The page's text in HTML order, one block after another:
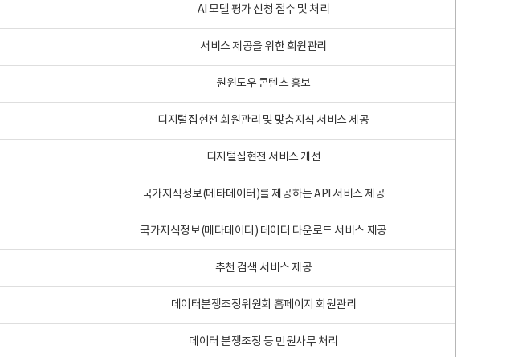
AI 모델 평가 신청 접수 및 처리
서비스 제공을 위한 회원관리
원윈도우 콘텐츠 홍보
디지털집현전 회원관리 및 맞춤지식 서비스 제공
디지털집현전 서비스 개선
국가지식정보(메타데이터)를 제공하는 API 서비스 제공
국가지식정보(메타데이터) 데이터 다운로드 서비스 제공
추천 검색 서비스 제공
데이터분쟁조정위원회 홈페이지 회원관리
데이터 분쟁조정 등 민원사무 처리